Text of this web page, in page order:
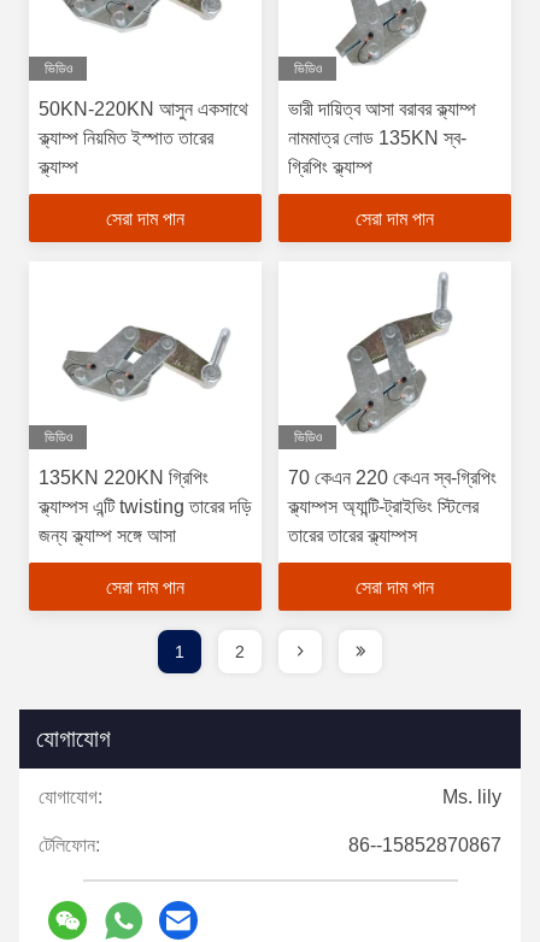
ভিডিও
50KN-220KN আসুন একসাথে
ক্ল্যাম্প নিয়মিত ইস্পাত তারের
ক্ল্যাম্প
সেরা দাম পান
ভিডিও
ভারী দায়িত্ব আসা বরাবর ক্ল্যাম্প
নামমাত্র লোড 135KN স্ব-
গ্রিপিং ক্ল্যাম্প
সেরা দাম পান
ভিডিও
135KN 220KN গ্রিপিং
ক্ল্যাম্পস এন্টি twisting তারের দড়ি
জন্য ক্ল্যাম্প সঙ্গে আসা
সেরা দাম পান
ভিডিও
70 কেএন 220 কেএন স্ব-গ্রিপিং
ক্ল্যাম্পস অ্যান্টি-ট্রাইভিং স্টিলের
তারের তারের ক্ল্যাম্পস
সেরা দাম পান
1 2
যোগাযোগ
যোগাযোগ: Ms. lily
টেলিফোন: 86--15852870867